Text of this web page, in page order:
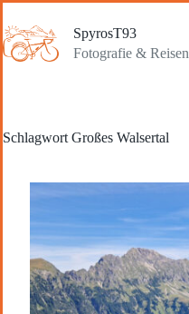
Inhalt
springen
SpyrosT93
Fotografie & Reisen
Schlagwort Großes Walsertal